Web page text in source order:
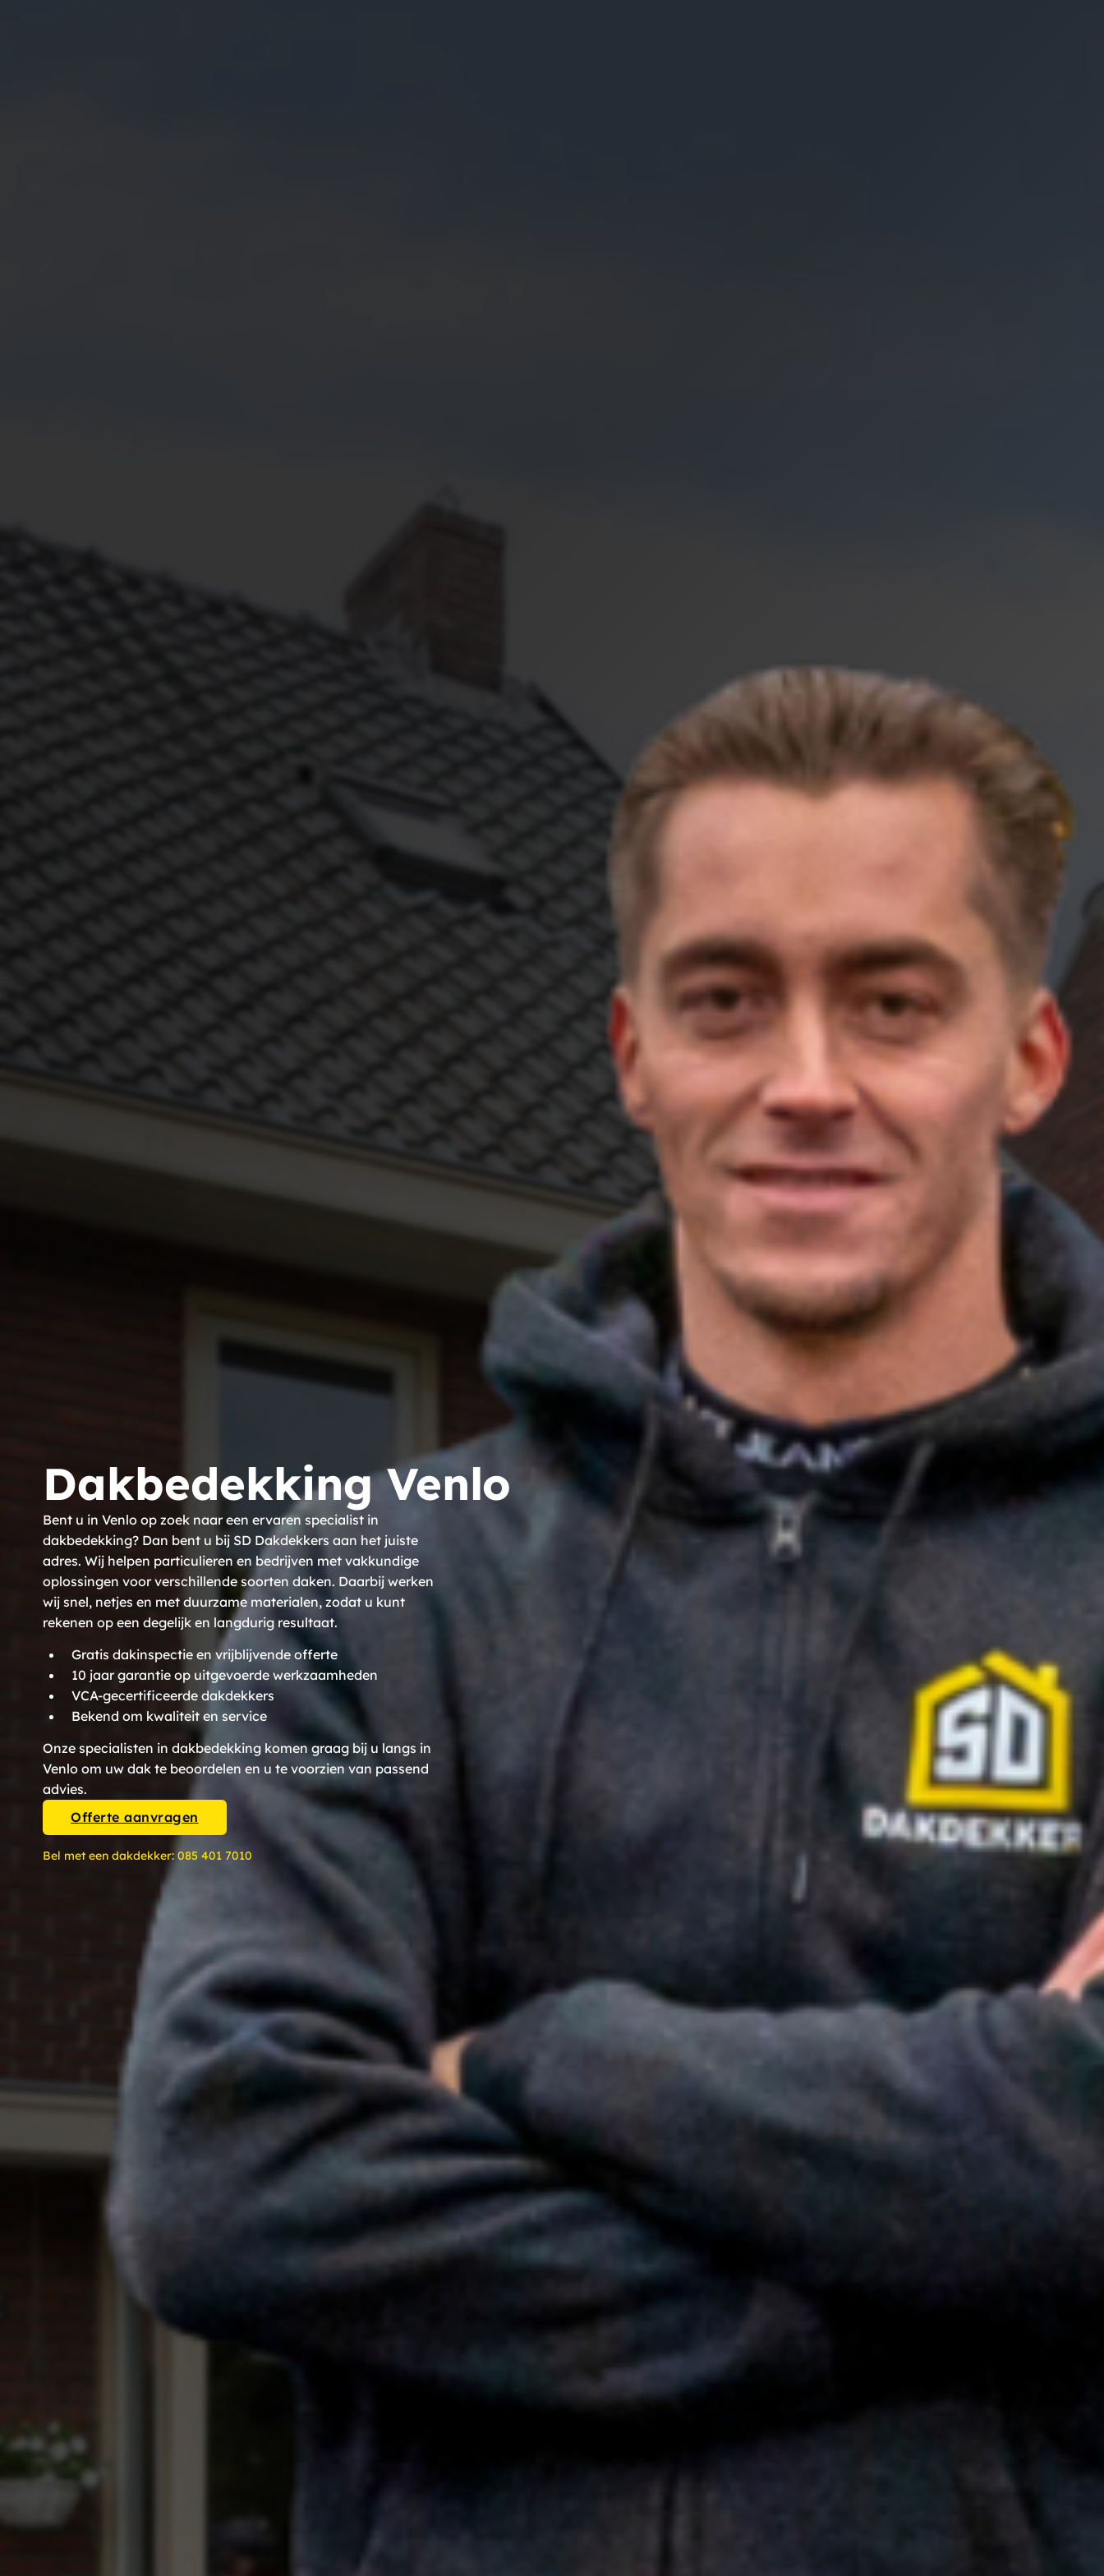
Dakbedekking Venlo
Bent u in Venlo op zoek naar een ervaren specialist in
dakbedekking? Dan bent u bij SD Dakdekkers aan het juiste
adres. Wij helpen particulieren en bedrijven met vakkundige
oplossingen voor verschillende soorten daken. Daarbij werken
wij snel, netjes en met duurzame materialen, zodat u kunt
rekenen op een degelijk en langdurig resultaat.
Gratis dakinspectie en vrijblijvende offerte
10 jaar garantie op uitgevoerde werkzaamheden
VCA-gecertificeerde dakdekkers
Bekend om kwaliteit en service
Onze specialisten in dakbedekking komen graag bij u langs in
Venlo om uw dak te beoordelen en u te voorzien van passend
advies.
Offerte aanvragen
Bel met een dakdekker: 085 401 7010